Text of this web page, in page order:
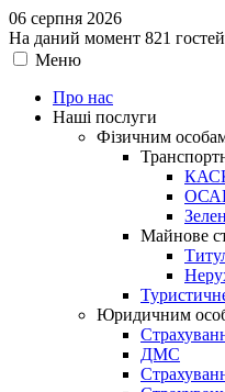
06 серпня 2026
На даний момент 821 гостей
Меню
Про нас
Наші послуги
Фізичним
Майнове
Юридичним
ДМС